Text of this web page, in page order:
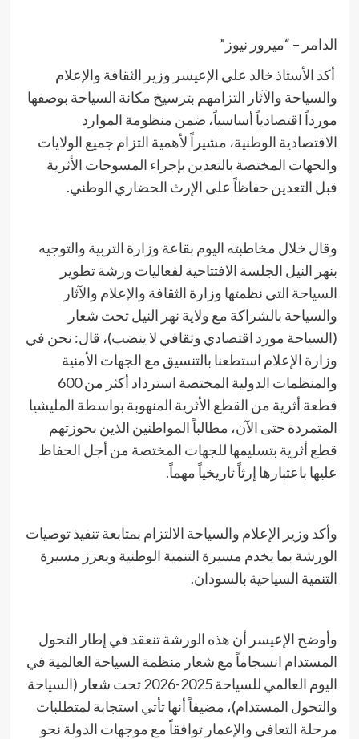
الدامر – “ميرور نيوز”
​ أكد الأستاذ خالد علي الإعيسر وزير الثقافة والإعلام
والسياحة والآثار التزامهم بترسيخ مكانة السياحة بوصفها
مورداً اقتصادياً أساسياً، ضمن منظومة الموارد
الاقتصادية الوطنية، مشيراً لأهمية التزام جميع الولايات
والجهات المختصة بالتعدين بإجراء المسوحات الأثرية
قبل التعدين حفاظاً على الإرث الحضاري الوطني.
​وقال خلال مخاطبته اليوم بقاعة وزارة التربية والتوجيه
بنهر النيل الجلسة الافتتاحية لفعاليات ورشة تطوير
السياحة التي نظمتها وزارة الثقافة والإعلام والآثار
والسياحة بالشراكة مع ولاية نهر النيل تحت شعار
(السياحة مورد اقتصادي وثقافي لا ينضب)، قال: نحن في
وزارة الإعلام استطعنا بالتنسيق مع الجهات الأمنية
والمنظمات الدولية المختصة استرداد أكثر من 600
قطعة أثرية من القطع الأثرية المنهوبة بواسطة المليشيا
المتمردة حتى الآن، مطالباً المواطنين الذين بحوزتهم
قطع أثرية بتسليمها للجهات المختصة من أجل الحفاظ
عليها باعتبارها إرثاً تاريخياً مهماً.
​وأكد وزير الإعلام والسياحة الالتزام بمتابعة تنفيذ توصيات
الورشة بما يخدم مسيرة التنمية الوطنية ويعزز مسيرة
التنمية السياحية بالسودان.
​وأوضح الإعيسر أن هذه الورشة تنعقد في إطار التحول
المستدام انسجاماً مع شعار منظمة السياحة العالمية في
اليوم العالمي للسياحة 2025-2026 تحت شعار (السياحة
والتحول المستدام)، مضيفاً أنها تأتي استجابة لمتطلبات
مرحلة التعافي والإعمار توافقاً مع موجهات الدولة نحو